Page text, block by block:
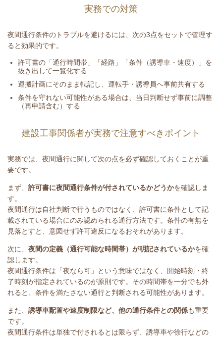
実務での対策
夜間通行条件のトラブルを避けるには、次の3点をセットで管理す
ると効果的です。
許可書の「通行時間帯」「経路」「条件（誘導車・速度）」を
抜き出して一覧化する
運搬計画にそのまま転記し、運転手・誘導員へ事前共有する
条件を守れない可能性がある場合は、当日判断せず事前に調整
（再申請含む）する
建設工事関係者が実務で注意すべきポイント
実務では、夜間通行に関して次の点を必ず確認しておくことが重
要です。
まず、 許可書に夜間通行条件が付されているかどうかを確認しま
す。
夜間通行は自社判断で行うものではなく、許可書に条件として記
載されている場合にのみ認められる通行方法です。条件の有無を
見落とすと、意図せず許可違反になるおそれがあります。
次に、 夜間の定義（通行可能な時間帯）が明記されているかを確
認します。
夜間通行条件は「夜なら可」という意味ではなく、開始時刻・終
了時刻が指定されているのが原則です。その時間帯を一分でも外
れると、条件を満たさない通行と判断される可能性があります。
また、 誘導車配置や速度制限など、他の通行条件との関係も重要
です。
夜間通行条件は単独で付されるとは限らず、誘導車や徐行などの